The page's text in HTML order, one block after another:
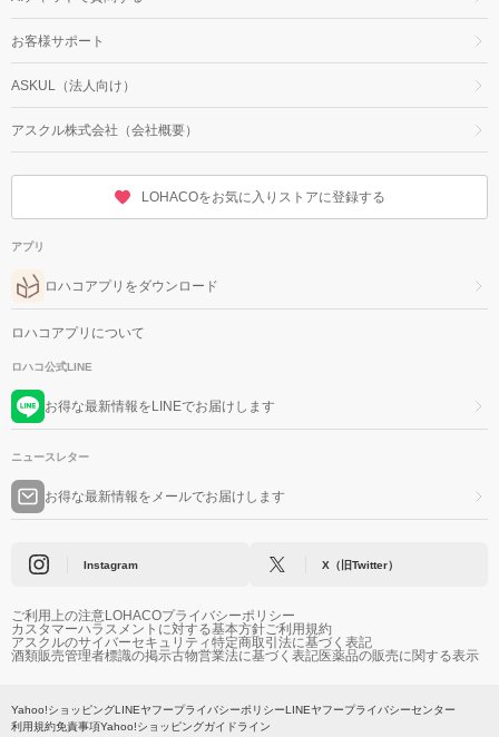
お客様サポート
ASKUL（法人向け）
アスクル株式会社（会社概要）
LOHACOをお気に入りストアに登録する
アプリ
ロハコアプリをダウンロード
ロハコアプリについて
ロハコ公式LINE
お得な最新情報をLINEでお届けします
ニュースレター
お得な最新情報をメールでお届けします
Instagram X（旧Twitter）
ご利用上の注意LOHACOプライバシーポリシー
カスタマーハラスメントに対する基本方針ご利用規約
アスクルのサイバーセキュリティ特定商取引法に基づく表記
酒類販売管理者標識の掲示古物営業法に基づく表記医薬品の販売に関する表示
Yahoo!ショッピングLINEヤフープライバシーポリシーLINEヤフープライバシーセンター
利用規約免責事項Yahoo!ショッピングガイドライン